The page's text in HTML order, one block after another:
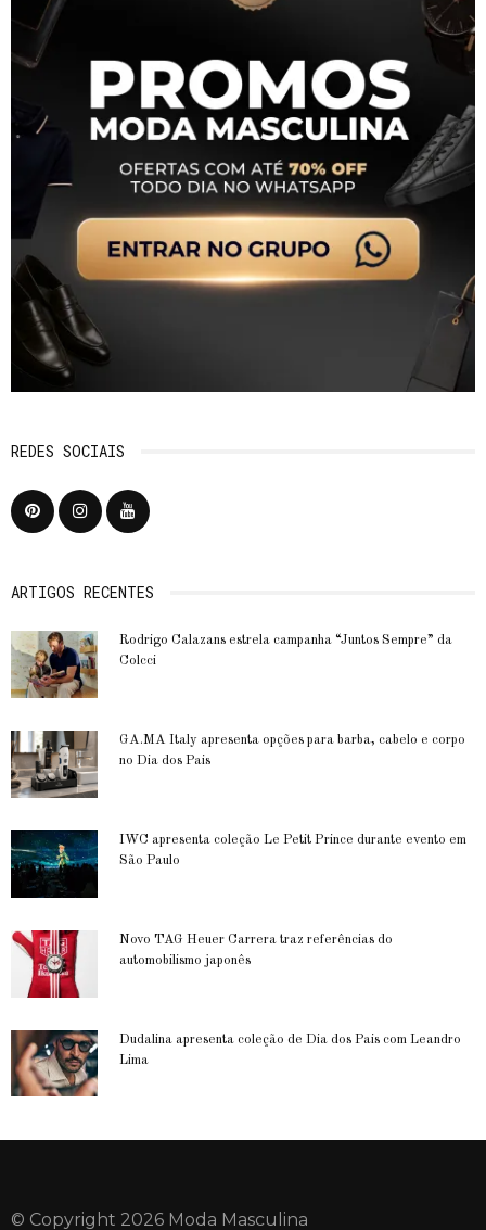
REDES SOCIAIS
ARTIGOS RECENTES
Rodrigo Calazans estrela campanha “Juntos Sempre” da
Colcci
GA.MA Italy apresenta opções para barba, cabelo e corpo
no Dia dos Pais
IWC apresenta coleção Le Petit Prince durante evento em
São Paulo
Novo TAG Heuer Carrera traz referências do
automobilismo japonês
Dudalina apresenta coleção de Dia dos Pais com Leandro
Lima
© Copyright 2026 Moda Masculina